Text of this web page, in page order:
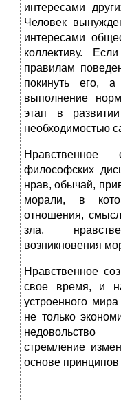
интересами
Человек
интересами
коллективу.
правилам
покинуть его,
выполнение
этап в
необходимостью
философских
нрав, обычай,
морали, в
отношения,
зла,
возникновения
Нравственное
свое время, и
устроенного
не только
стремление
основе